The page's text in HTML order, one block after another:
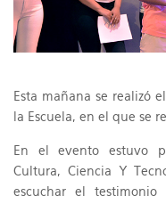
Esta mañana se realizó
la Escuela, en el que se
En el evento estuvo
Cultura, Ciencia Y
escuchar el testimonio